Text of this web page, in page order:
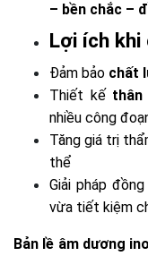
– bền chắc –
Lợi ích khi
Đảm bảo chất
Thiết kế
nhiều công
Tăng giá trị
thể
Giải pháp
vừa tiết kiệm
Bản lề âm dương